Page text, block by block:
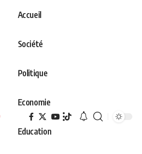
Accueil
Société
Politique
Economie
Education